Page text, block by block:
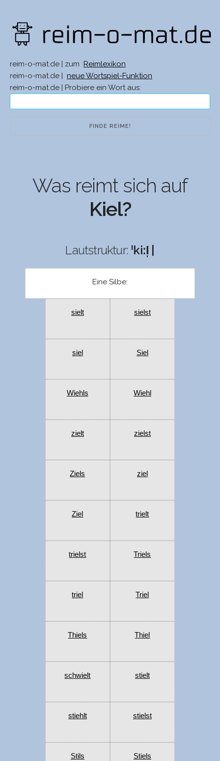
reim-o-mat.de | zum
Reimlexikon
reim-o-mat.de |
neue Wortspiel-Funktion
reim-o-mat.de | Probiere ein Wort aus:
Was reimt sich auf
Kiel?
Lautstruktur: ˈkiːl̩ |
Eine Silbe:
sielt sielst
siel Siel
Wiehls Wiehl
zielt zielst
Ziels ziel
Ziel trielt
trielst Triels
triel Triel
Thiels Thiel
schwielt stielt
stiehlt stielst
Stils Stiels